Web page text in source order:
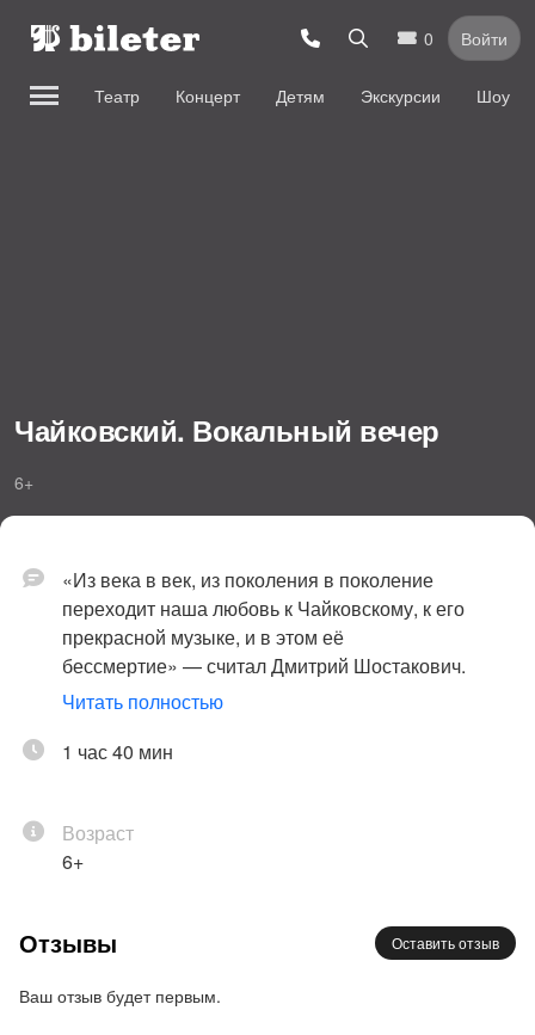
0 Войти
Театр Концерт Детям Экскурсии Шоу
Чайковский. Вокальный вечер
6+
«Из века в век, из поколения в поколение
переходит наша любовь к Чайковскому, к его
прекрасной музыке, и в этом её
бессмертие» — считал Дмитрий Шостакович.
Пожалуй, многие любители и профессионалы
к высказыванию композитора.
решили подарить жителям и гостям Северной
столицы вечер вокальной музыки, который
великого классика, чьё наследие всегда вызывает
сильнейший эмоциональный отклик у слушателей
и ощущение особого вдохновения.
Читать полностью
1 час 40 мин
Возраст
6+
Отзывы Оставить отзыв
Ваш отзыв будет первым.